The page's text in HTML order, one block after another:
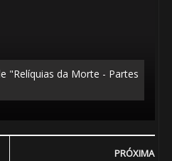
"Relíquias da Morte - Partes
PRÓXIMA